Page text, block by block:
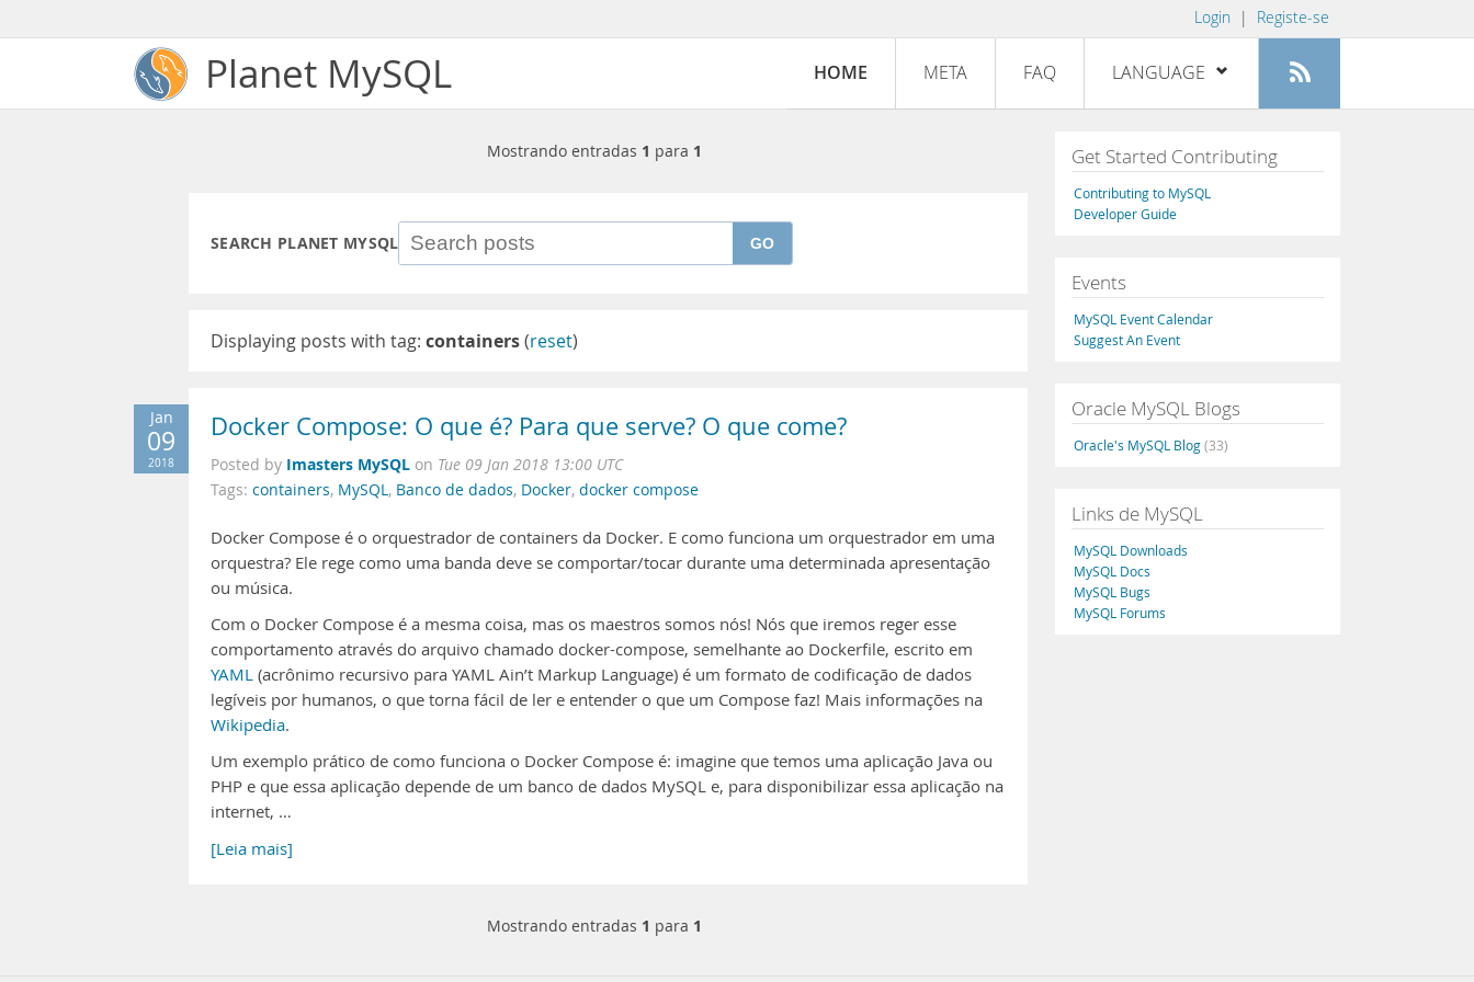
Login | Registe-se
Planet MySQL HOME META FAQ LANGUAGE
Deutsch
Español
Italiano
日本語
Mostrando entradas 1 para 1
SEARCH PLANET MYSQL GO
Displaying posts with tag: containers(reset)
Jan
09
2018
Docker Compose: O que é? Para que serve? O que come?
Posted by Imasters MySQL on Tue 09 Jan 2018 13:00 UTC
Tags: containers, MySQL, Banco de dados, Docker, docker compose
Docker Compose é o orquestrador de containers da Docker. E como funciona um orquestrador em uma
orquestra? Ele rege como uma banda deve se comportar/tocar durante uma determinada apresentação
ou música.
Com o Docker Compose é a mesma coisa, mas os maestros somos nós! Nós que iremos reger esse
comportamento através do arquivo chamado docker-compose, semelhante ao Dockerfile, escrito em
YAML (acrônimo recursivo para YAML Ain’t Markup Language) é um formato de codificação de dados
legíveis por humanos, o que torna fácil de ler e entender o que um Compose faz! Mais informações na
Wikipedia.
Um exemplo prático de como funciona o Docker Compose é: imagine que temos uma aplicação Java ou
PHP e que essa aplicação depende de um banco de dados MySQL e, para disponibilizar essa aplicação na
internet, …
[Leia mais]
Mostrando entradas 1 para 1
Get Started Contributing
Contributing to MySQL
Developer Guide
Events
MySQL Event Calendar
Suggest An Event
Oracle MySQL Blogs
Oracle's MySQL Blog(33)
Links de MySQL
MySQL Downloads
MySQL Docs
MySQL Bugs
MySQL Forums